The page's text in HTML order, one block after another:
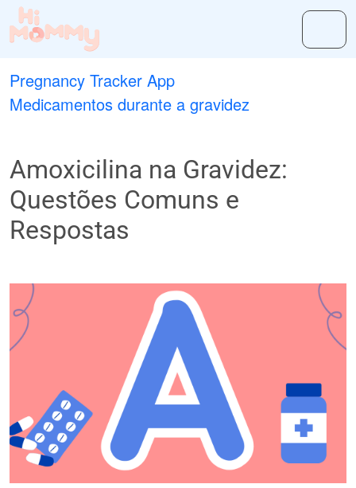
Pregnancy Tracker App
Medicamentos durante a gravidez
Amoxicilina na Gravidez:
Questões Comuns e
Respostas